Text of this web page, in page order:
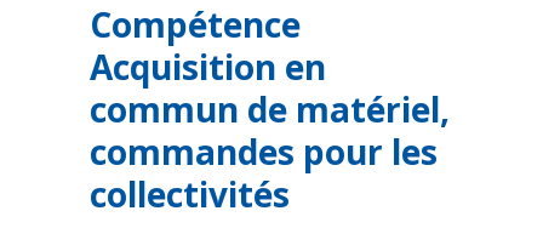
Compétence
Acquisition en
commun de matériel,
commandes pour les
collectivités